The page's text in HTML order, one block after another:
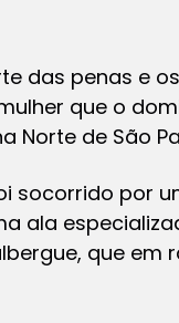
das penas e
que o
Norte de São
socorrido por
ala
que em